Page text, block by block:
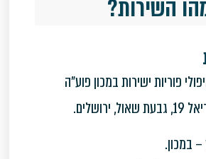
השירות?
פוריות ישירות במכון פוע"ה
– במכון.